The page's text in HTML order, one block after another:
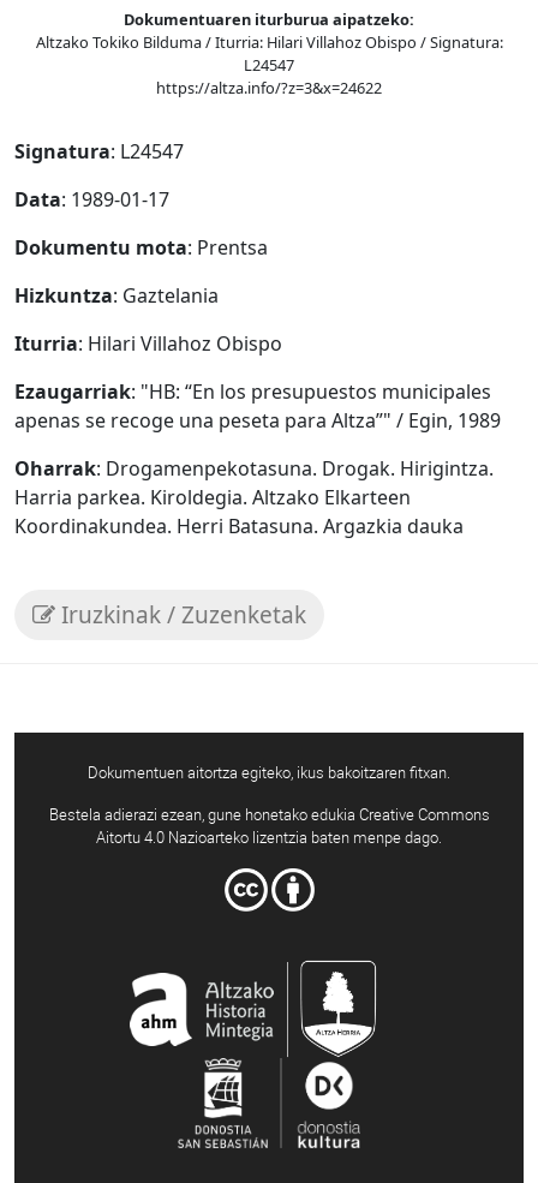
Dokumentuaren iturburua aipatzeko:
Altzako Tokiko Bilduma / Iturria: Hilari Villahoz Obispo / Signatura:
L24547
https://altza.info/?z=3&x=24622
Signatura: L24547
Data: 1989-01-17
Dokumentu mota: Prentsa
Hizkuntza: Gaztelania
Iturria: Hilari Villahoz Obispo
Ezaugarriak: "HB: “En los presupuestos municipales
apenas se recoge una peseta para Altza”" / Egin, 1989
Oharrak: Drogamenpekotasuna. Drogak. Hirigintza.
Harria parkea. Kiroldegia. Altzako Elkarteen
Koordinakundea. Herri Batasuna. Argazkia dauka
Iruzkinak / Zuzenketak
Dokumentuen aitortza egiteko, ikus bakoitzaren fitxan.
Bestela adierazi ezean, gune honetako edukia Creative Commons
Aitortu 4.0 Nazioarteko lizentzia baten menpe dago.